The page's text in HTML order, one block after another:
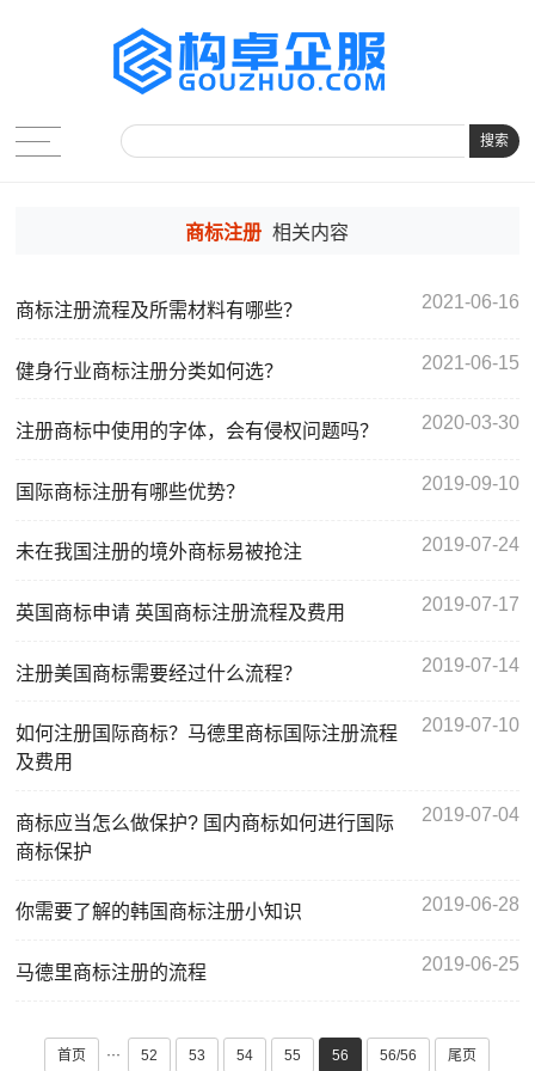
搜索
商标注册 相关内容
商标注册流程及所需材料有哪些？ 2021-06-16
健身行业商标注册分类如何选？ 2021-06-15
注册商标中使用的字体，会有侵权问题吗？ 2020-03-30
国际商标注册有哪些优势？ 2019-09-10
未在我国注册的境外商标易被抢注 2019-07-24
英国商标申请 英国商标注册流程及费用 2019-07-17
注册美国商标需要经过什么流程？ 2019-07-14
如何注册国际商标？马德里商标国际注册流程
及费用
2019-07-10
商标应当怎么做保护? 国内商标如何进行国际
商标保护
2019-07-04
你需要了解的韩国商标注册小知识 2019-06-28
马德里商标注册的流程 2019-06-25
首页 ··· 52 53 54 55 56 56/56 尾页